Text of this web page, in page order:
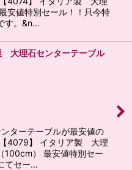
安値特別セール！！只今特
す。&n…
大理石センターテーブル
ターテーブルが最安値の
4079】 イタリア製 大理
100cm） 最安値特別セー
てセー…